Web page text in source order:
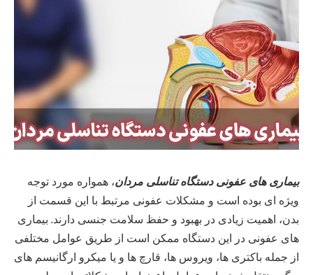
بیماری های عفونی دستگاه تناسلی مردان، همواره مورد توجه
ویژه‌ ای بوده است و مشکلات عفونی مرتبط با این قسمت از
بدن، اهمیت زیادی در بهبود و حفظ سلامت جنسی دارند. بیماری‌
های عفونی در این دستگاه ممکن است از طریق عوامل مختلفی
از جمله باکتری‌ ها، ویروس‌ ها، قارچ‌ ها و یا میکرو ارگانیسم‌ های